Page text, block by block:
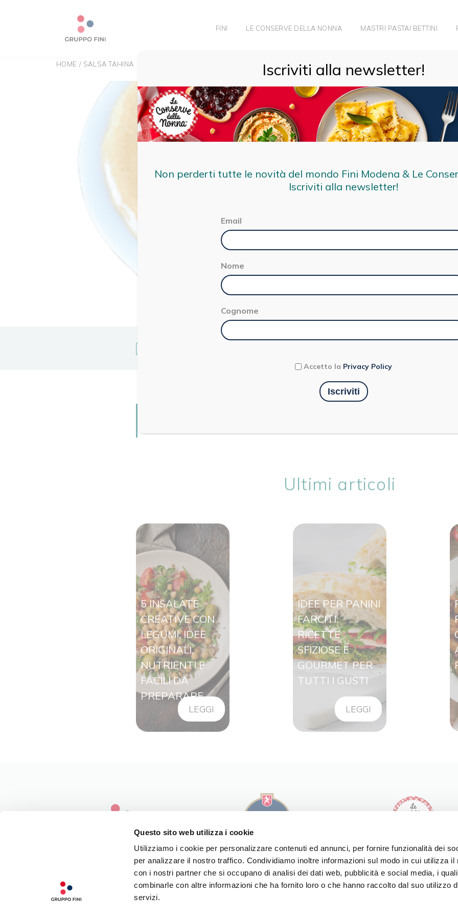
Questo sito web utilizza i cookie
Utilizziamo i cookie per personalizzare contenuti ed annunci, per fornire funzionalità dei
per analizzare il nostro traffico. Condividiamo inoltre informazioni sul modo in cui utilizza il
con i nostri partner che si occupano di analisi dei dati web, pubblicità e social media, i
combinarle con altre informazioni che ha fornito loro o che hanno raccolto dal suo utilizzo
servizi.
FINI LE CONSERVE DELLA NONNA MASTRI PASTAI BETTINI
HOME / SALSA TAHINA
Ultimi articoli
5 INSALATE
CREATIVE CON
LEGUMI: IDEE
ORIGINALI,
NUTRIENTI E
FACILI DA
PREPARARE
LEGGI
IDEE PER PANINI
FARCITI:
RICETTE
SFIZIOSE E
GOURMET PER
TUTTI I GUSTI
LEGGI
LA NOSTRA FILOSOFIA
CONTATTI
I NOSTRI PRODOTTI
LE NOSTRE RICETTE
LA NOSTRA STORIA
I NOSTRI PRODOTTI
LE NOSTRE RICETTE
LA NOSTRA STORIA
Iscriviti alla newsletter!
Non perderti tutte le novità del mondo Fini Modena & Le
Iscriviti alla newsletter!
Email
Nome
Cognome
Accetto la Privacy Policy